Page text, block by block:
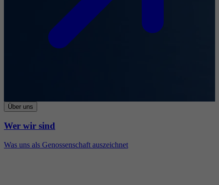
Über uns
Wer wir sind
Was uns als Genossenschaft auszeichnet